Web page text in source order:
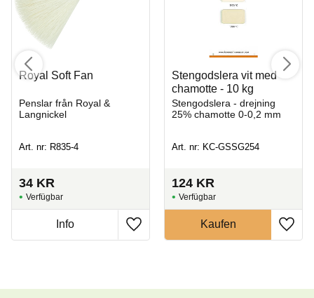
Royal Soft Fan
Penslar från Royal &
Langnickel
Art. nr: R835-4
34 KR
Stengodslera vit med
chamotte - 10 kg
Stengodslera - drejning
25% chamotte 0-0,2 mm
Art. nr: KC-GSSG254
124 KR